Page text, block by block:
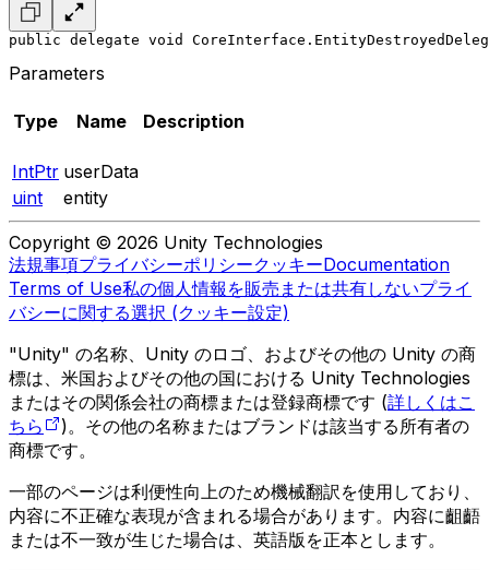
public delegate void
Parameters
Type Name Description
IntPtr userData
uint
entity
Copyright © 2026 Unity Technologies
法規事項プライバシーポリシークッキーDocumentation
Terms of Use私の個人情報を販売または共有しないプライ
バシーに関する選択 (クッキー設定)
"Unity" の名称、Unity のロゴ、およびその他の Unity の商
標は、米国およびその他の国における Unity Technologies
またはその関係会社の商標または登録商標です (詳しくはこ
ちら
)。その他の名称またはブランドは該当する所有者の
商標です。
一部のページは利便性向上のため機械翻訳を使用しており、
内容に不正確な表現が含まれる場合があります。内容に齟齬
または不一致が生じた場合は、英語版を正本とします。